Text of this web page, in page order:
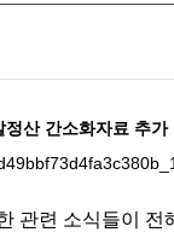
정산 간소화자료 추가
관련 소식들이 전